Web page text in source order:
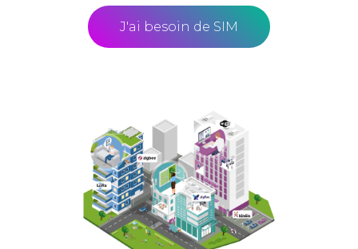
J'ai besoin de SIM